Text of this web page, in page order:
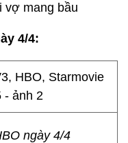
vợ mang bầu
4/4:
ngày 4/4